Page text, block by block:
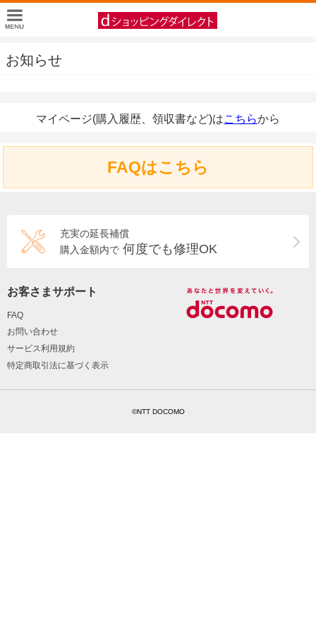
お知らせ
マイページ(購入履歴、領収書など)はこちらから
FAQはこちら
充実の延長補償
購入金額内で 何度でも修理OK
お客さまサポート
FAQ
お問い合わせ
サービス利用規約
特定商取引法に基づく表示
©NTT DOCOMO